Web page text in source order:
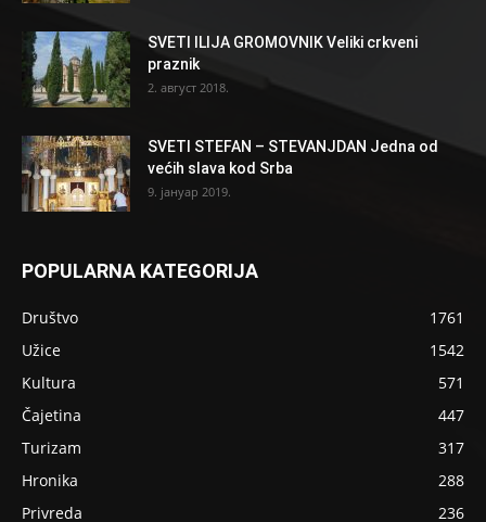
SVETI ILIJA GROMOVNIK Veliki crkveni
praznik
2. август 2018.
SVETI STEFAN – STEVANJDAN Jedna od
većih slava kod Srba
9. јануар 2019.
POPULARNA KATEGORIJA
Društvo
1761
Užice
1542
Kultura
571
Čajetina
447
Turizam
317
Hronika
288
Privreda
236